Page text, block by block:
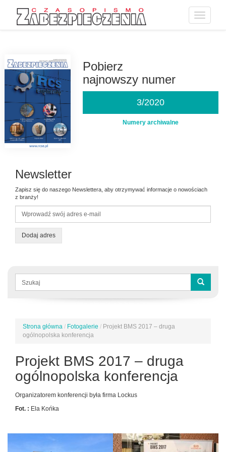
Toggle
Pobierz
najnowszy numer
3/2020
Numery archiwalne
Newsletter
Zapisz się do naszego Newslettera, aby otrzymywać informacje o nowościach
z branży!
Dodaj adres
Formularz
wyszukiwania
Jesteś
tutaj
Strona główna / Fotogalerie / Projekt BMS 2017 – druga
ogólnopolska konferencja
Projekt BMS 2017 – druga
ogólnopolska konferencja
Organizatorem konferencji była firma Lockus
Fot. : Ela Końka